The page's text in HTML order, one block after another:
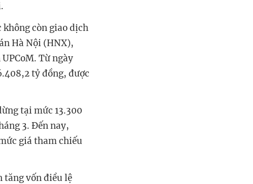
còn giao dịch
Hà Nội (HNX),
Từ ngày
tỷ đồng, được
tại mức 13.300
3. Đến nay,
giá tham chiếu
tăng vốn điều lệ